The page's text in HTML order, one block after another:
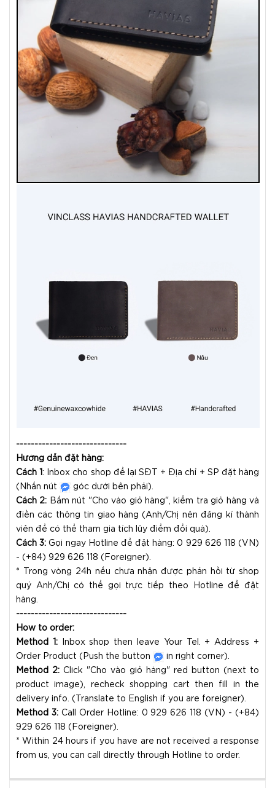
------------------------------
Hướng dẫn đặt hàng:
Cách 1: Inbox cho shop để lại SĐT + Địa chỉ + SP đặt hàng
(Nhấn nút
góc dưới bên phải).
Cách 2: Bấm nút "Cho vào giỏ hàng", kiểm tra giỏ hàng và
điền các thông tin giao hàng (Anh/Chị nên đăng kí thành
viên để có thể tham gia tích lũy điểm đổi quà).
Cách 3: Gọi ngay Hotline để đặt hàng: 0 929 626 118 (VN)
- (+84) 929 626 118 (Foreigner).
* Trong vòng 24h nếu chưa nhận được phản hồi từ shop
quý Anh/Chị có thể gọi trực tiếp theo Hotline để đặt
hàng.
------------------------------
How to order:
Method 1:Inbox shop then leave Your Tel. + Address +
Order Product (Push the button
in right corner).
Method 2: Click "Cho vào giỏ hàng" red button (next to
product image), recheck shopping cart then fill in the
delivery info. (Translate to English if you are foreigner).
Method 3: Call Order Hotline: 0 929 626 118 (VN) - (+84)
929 626 118 (Foreigner).
* Within 24 hours if you have are not received a response
from us, you can call directly through Hotline to order.